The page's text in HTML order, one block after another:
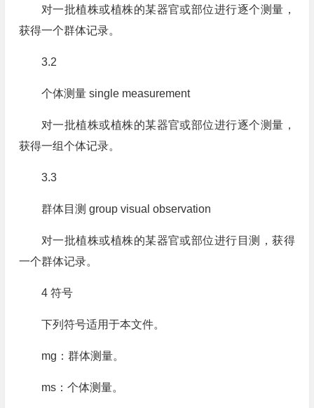
对一批植株或植株的某器官或部位进行逐个测量，
获得一个群体记录。
3.2
个体测量 single measurement
对一批植株或植株的某器官或部位进行逐个测量，
获得一组个体记录。
3.3
群体目测 group visual observation
对一批植株或植株的某器官或部位进行目测，获得
一个群体记录。
4 符号
下列符号适用于本文件。
mg：群体测量。
ms：个体测量。